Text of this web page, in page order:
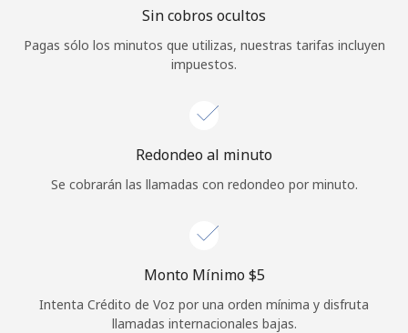
o
Continuar con
Sin cobros ocultos
Pagas sólo los minutos que utilizas, nuestras tarifas incluyen
impuestos.
Redondeo al minuto
Se cobrarán las llamadas con redondeo por minuto.
Monto Mínimo ⁦$5⁩
Intenta Crédito de Voz por una orden mínima y disfruta
llamadas internacionales bajas.